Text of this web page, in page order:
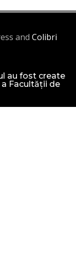
and Colibri
au fost create
Facultății de